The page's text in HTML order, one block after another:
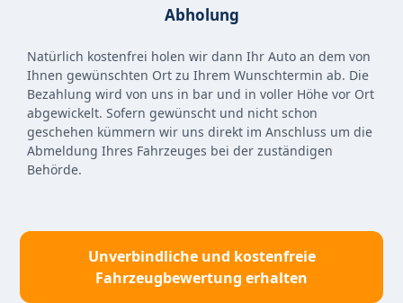
Abholung
Natürlich kostenfrei holen wir dann Ihr Auto an dem von
Ihnen gewünschten Ort zu Ihrem Wunschtermin ab. Die
Bezahlung wird von uns in bar und in voller Höhe vor Ort
abgewickelt. Sofern gewünscht und nicht schon
geschehen kümmern wir uns direkt im Anschluss um die
Abmeldung Ihres Fahrzeuges bei der zuständigen
Behörde.
Unverbindliche und kostenfreie
Fahrzeugbewertung erhalten